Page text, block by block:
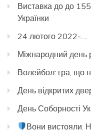
Виставка до до
Українки
24 лютого 2022-….
Міжнародний день
Волейбол: гра, що
День відкритих
День Соборності
Вони вистояли.